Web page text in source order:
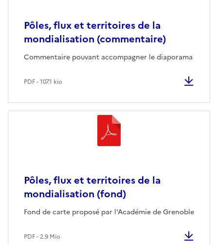
Pôles, flux et territoires de la
mondialisation (commentaire)
Commentaire pouvant accompagner le diaporama
PDF - 107.1 kio
Pôles, flux et territoires de la
mondialisation (fond)
Fond de carte proposé par l'Académie de Grenoble
PDF - 2.9 Mio